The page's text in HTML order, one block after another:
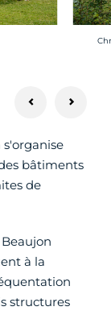
bâtiments
de
à la
structures